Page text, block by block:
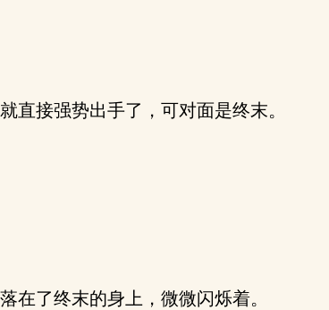
接强势出手了，可对面是终末。
了终末的身上，微微闪烁着。